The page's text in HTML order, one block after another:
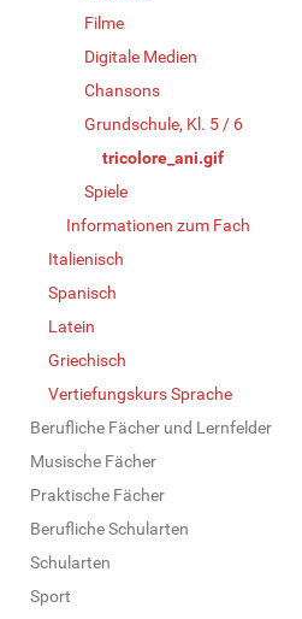
Filme
Digitale Medien
Chansons
Grundschule, Kl. 5 / 6
tricolore_ani.gif
Spiele
Informationen zum Fach
Italienisch
Spanisch
Latein
Griechisch
Vertiefungskurs Sprache
Berufliche Fächer und Lernfelder
Musische Fächer
Praktische Fächer
Berufliche Schularten
Schularten
Sport